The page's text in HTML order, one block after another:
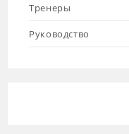
Тренеры
Руководство